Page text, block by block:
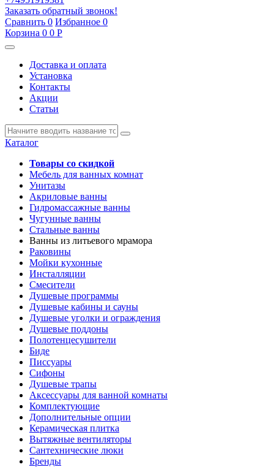
Заказать обратный звонок!
Сравнить 0 Избранное 0
Корзина 0 0 Р
Доставка и оплата
Установка
Контакты
Акции
Статьи
Каталог
Товары со скидкой
Мебель для ванных комнат
Унитазы
Акриловые ванны
Гидромассажные ванны
Чугунные ванны
Стальные ванны
Ванны из литьевого мрамора
Раковины
Мойки кухонные
Инсталляции
Смесители
Душевые программы
Душевые кабины и сауны
Душевые уголки и ограждения
Душевые поддоны
Полотенцесушители
Биде
Писсуары
Сифоны
Душевые трапы
Аксессуары для ванной комнаты
Комплектующие
Дополнительные опции
Керамическая плитка
Вытяжные вентиляторы
Сантехнические люки
Бренды